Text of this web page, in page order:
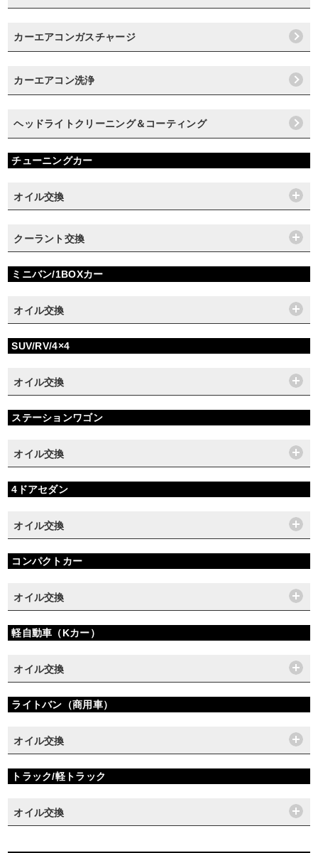
カーエアコンガスチャージ
カーエアコン洗浄
ヘッドライトクリーニング＆コーティング
チューニングカー
オイル交換
クーラント交換
ミニバン/1BOXカー
オイル交換
SUV/RV/4×4
オイル交換
ステーションワゴン
オイル交換
4ドアセダン
オイル交換
コンパクトカー
オイル交換
軽自動車（Kカー）
オイル交換
ライトバン（商用車）
オイル交換
トラック/軽トラック
オイル交換